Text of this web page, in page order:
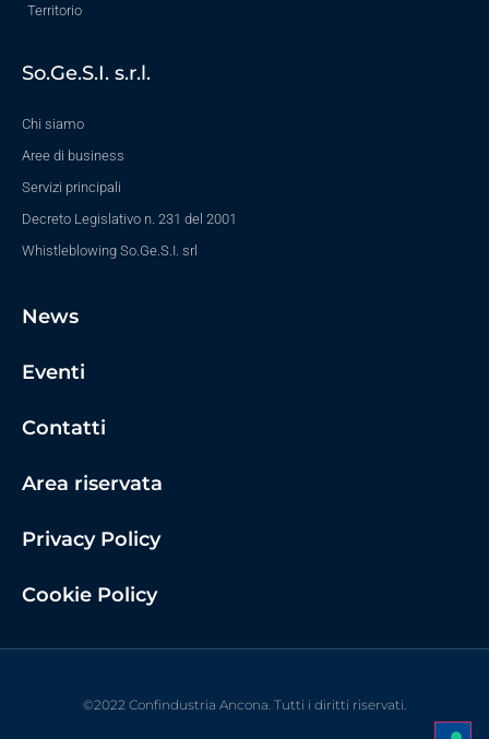
Territorio
So.Ge.S.I. s.r.l.
Chi siamo
Aree di business
Servizi principali
Decreto Legislativo n. 231 del 2001
Whistleblowing So.Ge.S.I. srl
News
Eventi
Contatti
Area riservata
Privacy Policy
Cookie Policy
©2022 Confindustria Ancona. Tutti i diritti riservati.